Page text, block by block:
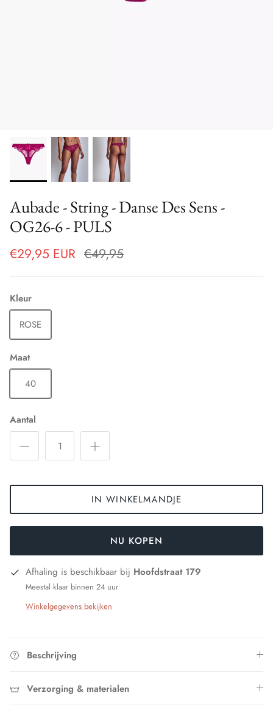
Aubade - String - Danse Des Sens -
OG26-6 - PULS
€29,95 EUR €49,95
Kleur
ROSE
Maat
40
Aantal
IN WINKELMANDJE
NU KOPEN
Afhaling is beschikbaar bij Hoofdstraat 179
Meestal klaar binnen 24 uur
Winkelgegevens bekijken
Beschrijving
Verzorging & materialen